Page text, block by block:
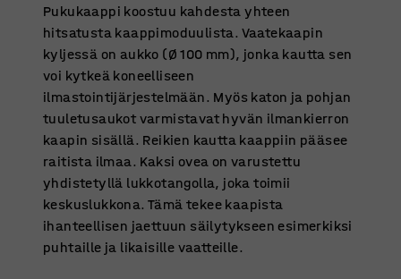
Pukukaappi koostuu kahdesta yhteen
hitsatusta kaappimoduulista. Vaatekaapin
kyljessä on aukko (Ø 100 mm), jonka kautta sen
voi kytkeä koneelliseen
ilmastointijärjestelmään. Myös katon ja pohjan
tuuletusaukot varmistavat hyvän ilmankierron
kaapin sisällä. Reikien kautta kaappiin pääsee
raitista ilmaa. Kaksi ovea on varustettu
yhdistetyllä lukkotangolla, joka toimii
keskuslukkona. Tämä tekee kaapista
ihanteellisen jaettuun säilytykseen esimerkiksi
puhtaille ja likaisille vaatteille.